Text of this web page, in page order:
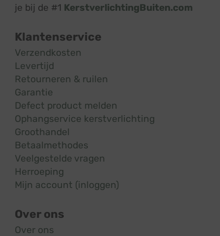
je bij de #1 KerstverlichtingBuiten.com
Klantenservice
Verzendkosten
Levertijd
Retourneren & ruilen
Garantie
Defect product melden
Ophangservice kerstverlichting
Groothandel
Betaalmethodes
Veelgestelde vragen
Herroeping
Mijn account (inloggen)
Over ons
Over ons